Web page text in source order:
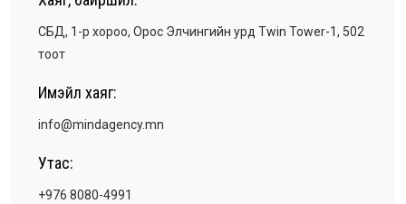
СБД, 1-р хороо, Орос Элчингийн урд Twin Tower-1, 502
тоот
Имэйл хаяг:
info@mindagency.mn
Утас:
+976 8080-4991